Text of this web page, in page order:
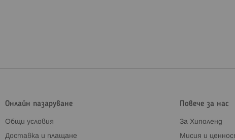
Онлайн пазаруване
Общи условия
Доставка и плащане
Повече за нас
За Хиполенд
Мисия и